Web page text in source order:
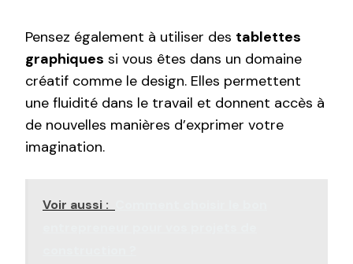
Pensez également à utiliser des tablettes
graphiques si vous êtes dans un domaine
créatif comme le design. Elles permettent
une fluidité dans le travail et donnent accès à
de nouvelles manières d’exprimer votre
imagination.
Voir aussi :